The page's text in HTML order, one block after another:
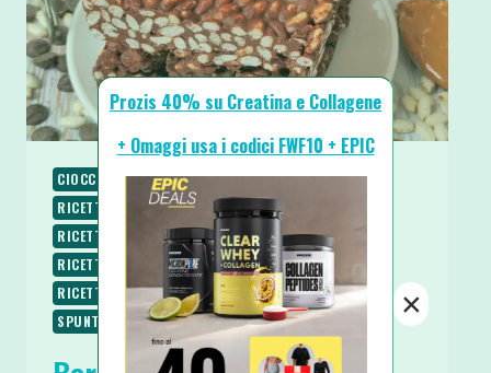
CIOCCOLATO PIATTI FREDDI
RICETTE
RICETTE DOLCI
RICETTE PROTEICHE
RICETTE SENZA BURRO
RICETTE SENZA COTTURA
RICETTE SENZA UOVA
RICETTE SENZA ZUCCHERO
RICETTE VEGANE
RICETTE VEGETARIANE
SPUNTINI E SNACKS
Prozis 40% su Creatina e Collagene
+ Omaggi usa i codici FWF10 + EPIC
×